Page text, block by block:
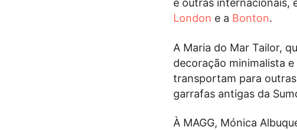
e outras internacionais,
London e a Bonton.
A Maria do Mar Tailor,
decoração minimalista
transportam para
garrafas antigas da
À MAGG, Mónica